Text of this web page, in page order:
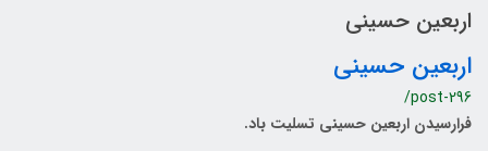
اربعین حسینی
اربعین حسینی
/post-296
فرارسیدن اربعین حسینی تسلیت باد.